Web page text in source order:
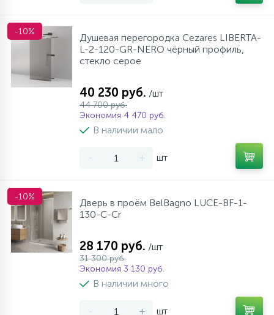
-10%
Душевая перегородка Cezares LIBERTA-
L-2-120-GR-NERO чёрный профиль,
стекло серое
40 230 руб. /шт
44 700 руб.
Экономия 4 470 руб.
В наличии мало
- + шт
-10%
Дверь в проём BelBagno LUCE-BF-1-
130-C-Cr
28 170 руб. /шт
31 300 руб.
Экономия 3 130 руб.
В наличии много
- + шт